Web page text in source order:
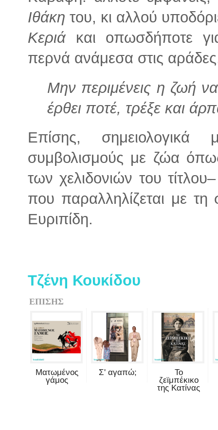
Ιθάκη του, κι αλλού
Κεριά και οπωσδήποτε
περνά ανάμεσα στις
Μην περιμένεις η ζωή
έρθει ποτέ, τρέξε και
Επίσης, σημειολογικά
συμβολισμούς με ζώα
των χελιδονιών του
που παραλληλίζεται με
Ευριπίδη.
Τζένη Κουκίδου
ΕΠΙΣΗΣ
Ματωμένος
γάμος
Σ' αγαπώ;
Το
ζεϊμπέκικο
της Κατίνας